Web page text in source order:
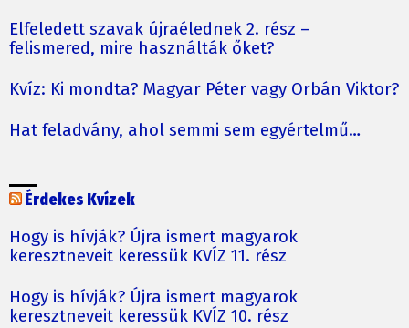
Elfeledett szavak újraélednek 2. rész –
felismered, mire használták őket?
Kvíz: Ki mondta? Magyar Péter vagy Orbán Viktor?
Hat feladvány, ahol semmi sem egyértelmű…
Érdekes Kvízek
Hogy is hívják? Újra ismert magyarok
keresztneveit keressük KVÍZ 11. rész
Hogy is hívják? Újra ismert magyarok
keresztneveit keressük KVÍZ 10. rész